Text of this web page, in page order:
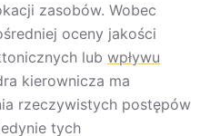
zasobów. Wobec
oceny jakości
lub wpływu
kierownicza ma
rzeczywistych postępów
tych